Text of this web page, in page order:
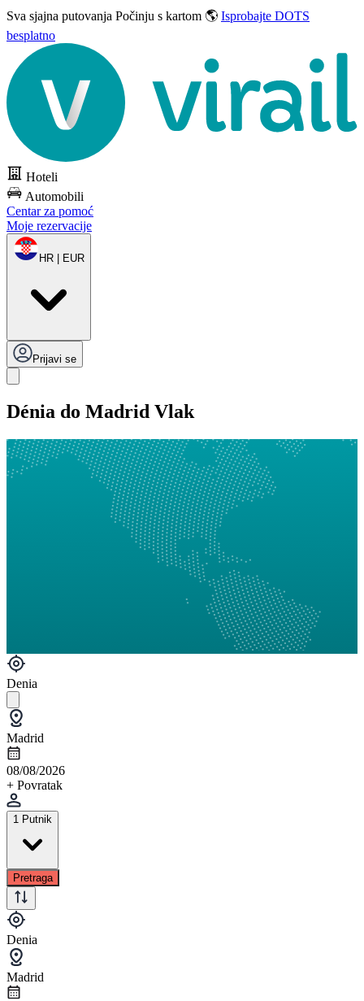
Sva sjajna putovanja Počinju s kartom 🌎 Isprobajte DOTS
besplatno
Hoteli
Automobili
Centar za pomoć
Moje rezervacije
HR | EUR
Prijavi se
Dénia do Madrid Vlak
Denia
Madrid
08/08/2026
+ Povratak
1 Putnik
Pretraga
Denia
Madrid